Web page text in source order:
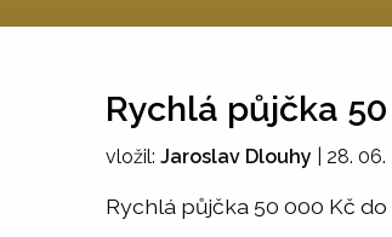
Rychlá půjčka
vložil: Jaroslav Dlouhy 28. 06.
Rychlá půjčka 50 000 Kč